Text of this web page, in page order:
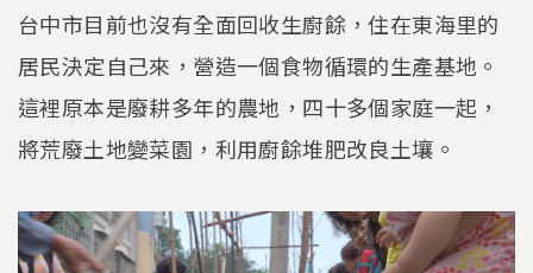
台中市目前也沒有全面回收生廚餘，住在東海里的
居民決定自己來，營造一個食物循環的生產基地。
這裡原本是廢耕多年的農地，四十多個家庭一起，
將荒廢土地變菜園，利用廚餘堆肥改良土壤。